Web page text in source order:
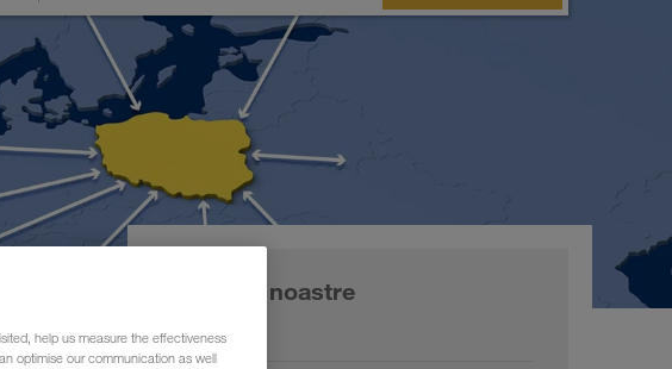
Piețele noastre
Europa
help us measure the effectiveness
optimise our communication as well